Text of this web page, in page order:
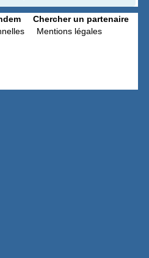
Chercher un partenaire
Mentions légales